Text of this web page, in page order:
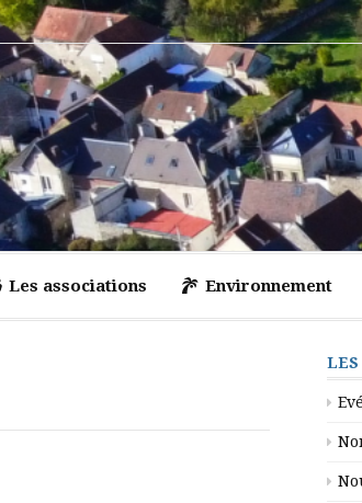
Les associations Environnement
LES